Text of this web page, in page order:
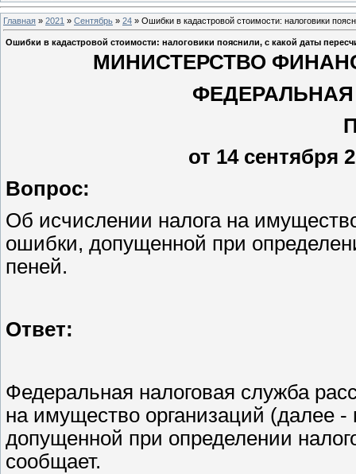
Главная » 2021 » Сентябрь » 24 » Ошибки в кадастровой стоимости: налоговики
Ошибки в кадастровой стоимости: налоговики пояснили, с какой даты
МИНИСТЕРСТВО
от 14 сентября
Вопрос:
Об исчислении налога на
ошибки, допущенной при
пеней.
Ответ:
Федеральная налоговая служба
на имущество организаций (далее
допущенной при определении
сообщает.